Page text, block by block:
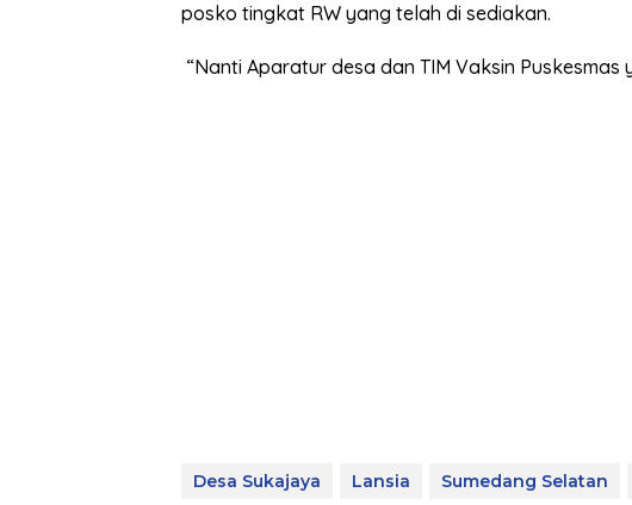
posko tingkat RW yang telah di sediakan.
“Nanti Aparatur desa dan TIM Vaksin
Desa Sukajaya Lansia Sumedang Selatan